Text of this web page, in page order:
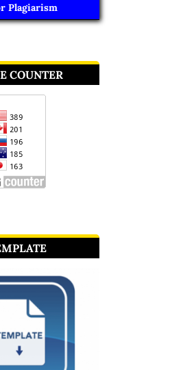
Plagiarism
COUNTER